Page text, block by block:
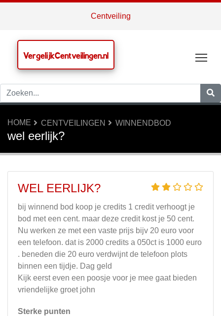
Centveiling
VergelijkCentveilingen.nl
HOME CENTVEILINGEN WINNENDBOD
wel eerlijk?
WEL EERLIJK?
bij winnend bod koop je credits 1 credit verhoogt je
bod met een cent. maar deze credit kost je 50 cent.
Nu werken ze met een vaste prijs bijv 20 euro voor
een telefoon. dat is 2000 credits a 050ct is 1000 euro
. beneden die 20 euro verdwijnt de telefoon plots
binnen een tijdje. Dag geld
Kijk eerst even een poosje voor je mee gaat bieden
vriendelijke groet john
Sterke punten